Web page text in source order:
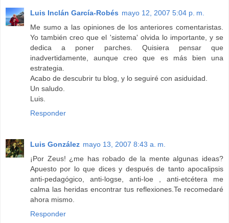
Luis Inclán García-Robés mayo 12, 2007 5:04 p. m.
Me sumo a las opiniones de los anteriores comentaristas.
Yo también creo que el 'sistema' olvida lo importante, y se
dedica a poner parches. Quisiera pensar que
inadvertidamente, aunque creo que es más bien una
estrategia.
Acabo de descubrir tu blog, y lo seguiré con asiduidad.
Un saludo.
Luis.
Responder
Luis González mayo 13, 2007 8:43 a. m.
¡Por Zeus! ¿me has robado de la mente algunas ideas?
Apuesto por lo que dices y después de tanto apocalipsis
anti-pedagógico, anti-logse, anti-loe , anti-etcétera me
calma las heridas encontrar tus reflexiones.Te recomedaré
ahora mismo.
Responder